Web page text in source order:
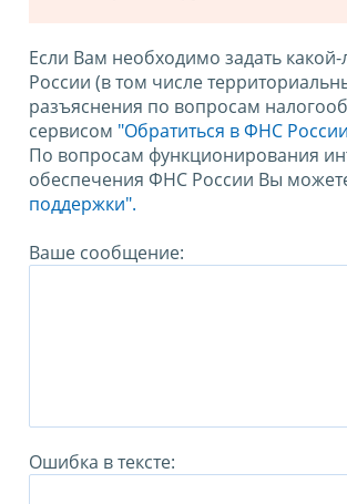
Если Вам необходимо задать
России (в том числе
разъяснения по вопросам
сервисом "Обратиться в ФНС
По вопросам функционирования
обеспечения ФНС России Вы
поддержки".
Ваше сообщение:
Ошибка в тексте: